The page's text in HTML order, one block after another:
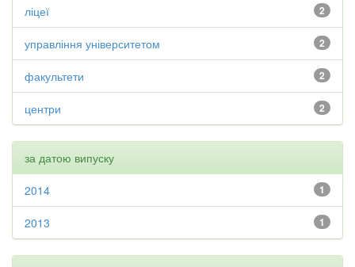
2
ліцеї
2
управління університетом
2
факультети
2
центри
за датою випуску
1
2014
1
2013